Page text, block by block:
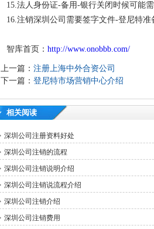
15.法人身份证-备用-银行关闭时候可能需
16.注销深圳公司需要签字文件-登尼特准
智库首页： http://www.onobbb.com/
上一篇： 注册上海中外合资公司
下一篇： 登尼特市场营销中心介绍
相关阅读
深圳公司注册资料好处
深圳公司注销的流程
深圳公司注销说明介绍
深圳公司注销说流程介绍
深圳公司注销介绍
深圳公司注销费用